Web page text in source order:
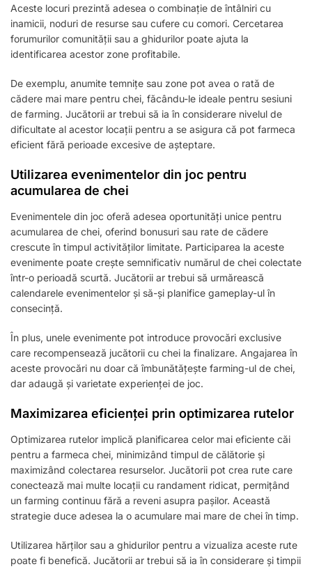
Aceste locuri prezintă adesea o combinație de întâlniri cu
inamicii, noduri de resurse sau cufere cu comori. Cercetarea
forumurilor comunității sau a ghidurilor poate ajuta la
identificarea acestor zone profitabile.
De exemplu, anumite temnițe sau zone pot avea o rată de
cădere mai mare pentru chei, făcându-le ideale pentru sesiuni
de farming. Jucătorii ar trebui să ia în considerare nivelul de
dificultate al acestor locații pentru a se asigura că pot farmeca
eficient fără perioade excesive de așteptare.
Utilizarea evenimentelor din joc pentru
acumularea de chei
Evenimentele din joc oferă adesea oportunități unice pentru
acumularea de chei, oferind bonusuri sau rate de cădere
crescute în timpul activităților limitate. Participarea la aceste
evenimente poate crește semnificativ numărul de chei colectate
într-o perioadă scurtă. Jucătorii ar trebui să urmărească
calendarele evenimentelor și să-și planifice gameplay-ul în
consecință.
În plus, unele evenimente pot introduce provocări exclusive
care recompensează jucătorii cu chei la finalizare. Angajarea în
aceste provocări nu doar că îmbunătățește farming-ul de chei,
dar adaugă și varietate experienței de joc.
Maximizarea eficienței prin optimizarea rutelor
Optimizarea rutelor implică planificarea celor mai eficiente căi
pentru a farmeca chei, minimizând timpul de călătorie și
maximizând colectarea resurselor. Jucătorii pot crea rute care
conectează mai multe locații cu randament ridicat, permițând
un farming continuu fără a reveni asupra pașilor. Această
strategie duce adesea la o acumulare mai mare de chei în timp.
Utilizarea hărților sau a ghidurilor pentru a vizualiza aceste rute
poate fi benefică. Jucătorii ar trebui să ia în considerare și timpii